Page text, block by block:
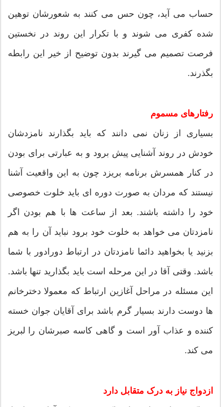
حساب می آید، چون حس می کنند به شعورشان توهین
شده کفری می شوند و با تکرار این روند در نخستین
فرصت تصمیم می گیرند بدون توضیح از خیر این رابطه
بگذرند.
رفتارهای مسموم
بسیاری از زنان نمی دانند که باید بگذارند نامزدشان
خودش در روند آشنایی پیش برود و به عبارتی برای بودن
در کنار همسرش برنامه بریزد چون به این واقعیت آشنا
نیستند که مردان به صورت دوره ای باید خلوت خصوصی
خود را داشته باشند. بعد از ساعت ها با هم بودن اگر
نامزدتان می خواهد به خلوت خود برود نباید آن را به هم
بزنید یا بخواهید دائما نامزدتان در ارتباط دورادور با شما
باشد. وقتی آقا در این مرحله است باید بگذارید تنها باشد.
این مسئله در مراحل آغازین ارتباط که معمولا دخترخانم
ها دوست دارند بسیار گرم باشد برای آقایان جوان خسته
کننده و عذاب آور است و گاهی کاسه صبرشان را لبریز
می کند.
ازدواج نیاز به درک متقابل دارد